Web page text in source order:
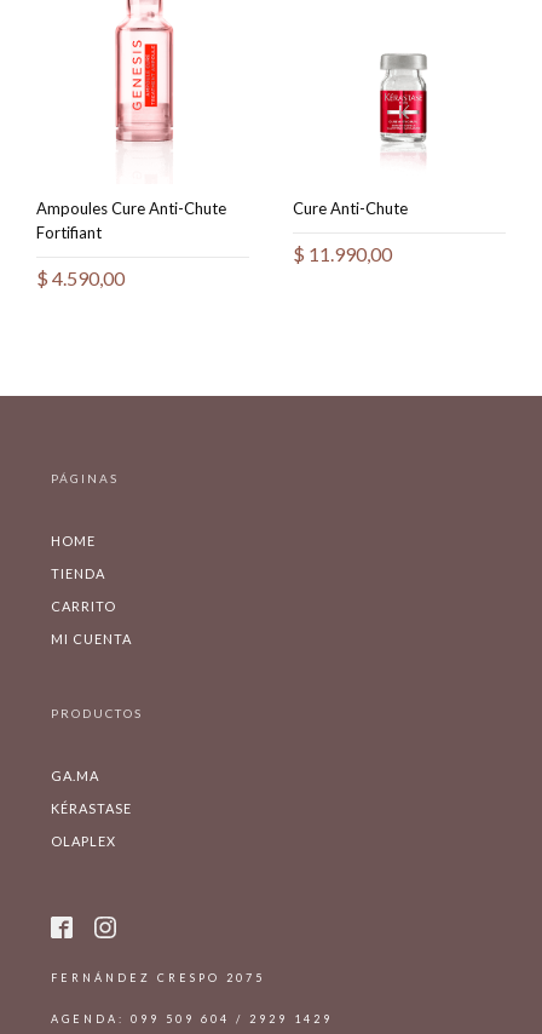
Ampoules Cure Anti-Chute
Fortifiant
$ 4.590,00
Cure Anti-Chute
$ 11.990,00
PÁGINAS
HOME
TIENDA
CARRITO
MI CUENTA
PRODUCTOS
GA.MA
KÉRASTASE
OLAPLEX
FERNÁNDEZ CRESPO 2075
AGENDA: 099 509 604 / 2929 1429